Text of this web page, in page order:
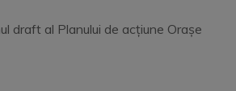
draft al Planului de acțiune Orașe